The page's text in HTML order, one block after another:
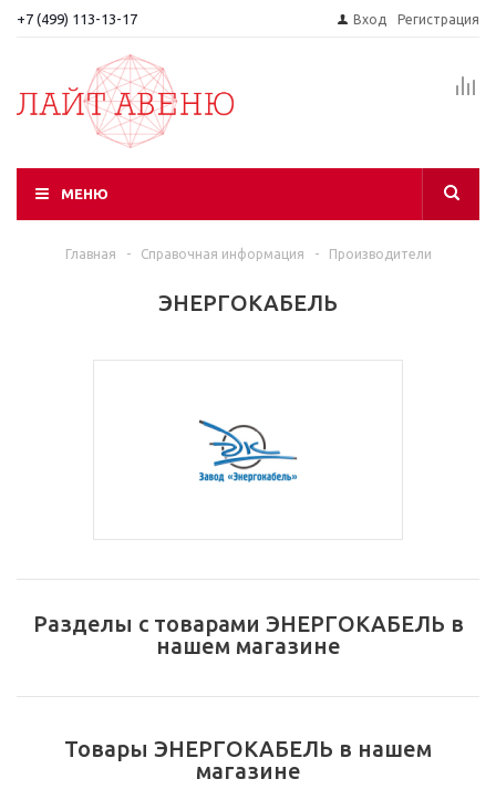
+7 (499) 113-13-17 Вход Регистрация
МЕНЮ
Главная - Справочная информация - Производители
ЭНЕРГОКАБЕЛЬ
Разделы с товарами ЭНЕРГОКАБЕЛЬ в
нашем магазине
Товары ЭНЕРГОКАБЕЛЬ в нашем
магазине